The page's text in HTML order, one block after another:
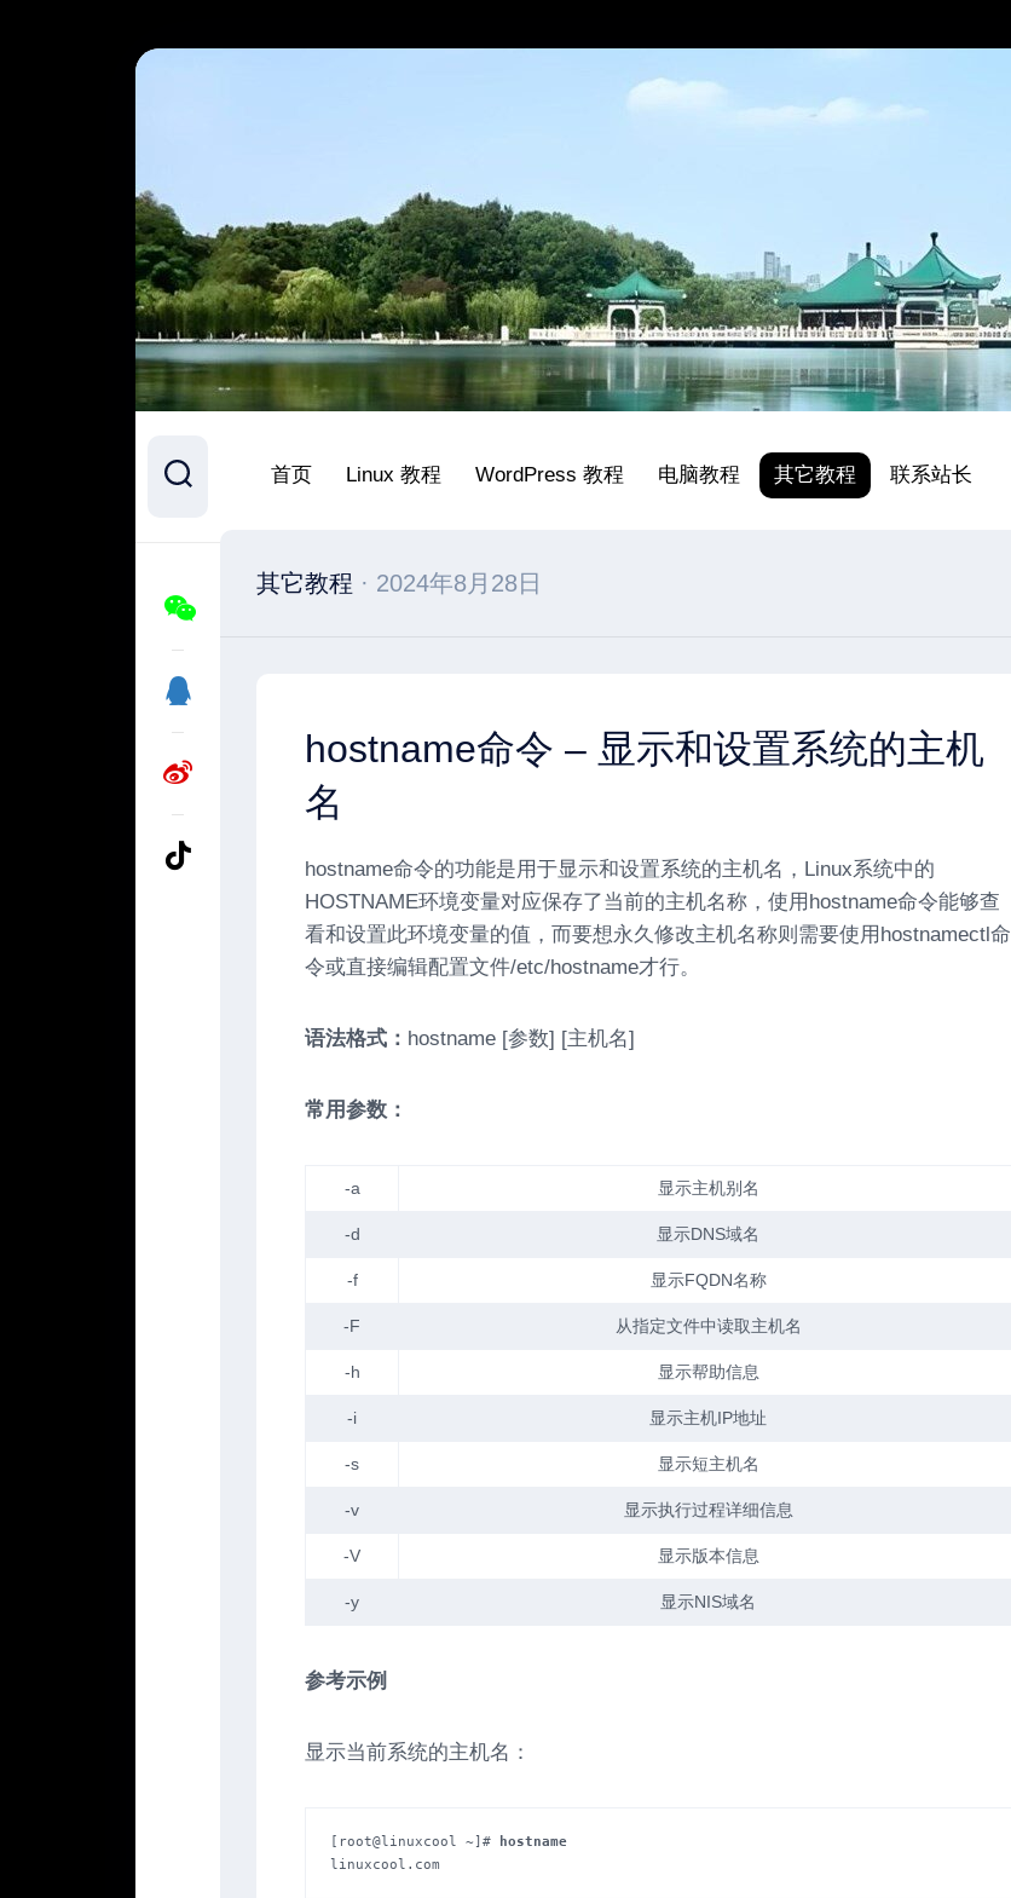
首页 Linux 教程 WordPress 教程 电脑教程 其它教程 联系站长
其它教程 · 2024年8月28日
hostname命令 – 显示和设置系统的主机
名
hostname命令的功能是用于显示和设置系统的主机名，Linux系统中的
HOSTNAME环境变量对应保存了当前的主机名称，使用hostname命令能够查
看和设置此环境变量的值，而要想永久修改主机名称则需要使用hostnamectl命
令或直接编辑配置文件/etc/hostname才行。
语法格式： hostname [参数] [主机名]
常用参数：
-a 显示主机别名
-d 显示DNS域名
-f 显示FQDN名称
-F 从指定文件中读取主机名
-h 显示帮助信息
-i 显示主机IP地址
-s 显示短主机名
-v 显示执行过程详细信息
-V 显示版本信息
-y 显示NIS域名
参考示例
显示当前系统的主机名：
[root@linuxcool ~]#
hostname
linuxcool.com